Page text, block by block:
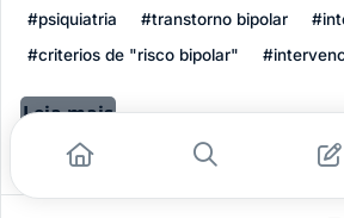
#psiquiatria #transtorno bipolar
#criterios de "risco bipolar"
Leia mais